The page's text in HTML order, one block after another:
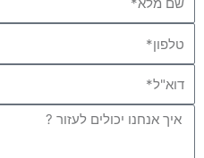
Message